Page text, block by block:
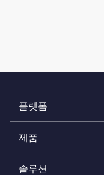
플랫폼
제품
솔루션